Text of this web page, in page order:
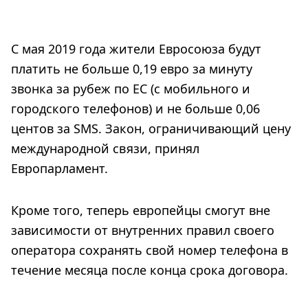
С мая 2019 года жители Евросоюза будут
платить не больше 0,19 евро за минуту
звонка за рубеж по ЕС (с мобильного и
городского телефонов) и не больше 0,06
центов за SMS. Закон, ограничивающий цену
международной связи, принял
Европарламент.
Кроме того, теперь европейцы смогут вне
зависимости от внутренних правил своего
оператора сохранять свой номер телефона в
течение месяца после конца срока договора.